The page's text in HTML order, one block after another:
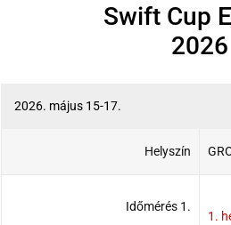
Swift Cup
2026
2026. május 15-17.
Helyszín
Időmérés 1.
1.